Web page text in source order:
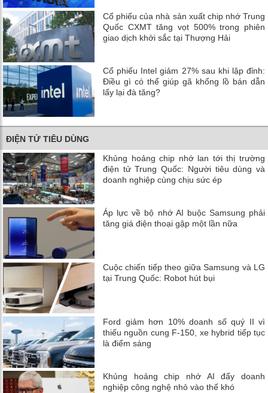
Cổ phiếu của nhà sản xuất chip nhớ Trung
Quốc CXMT tăng vọt 500% trong phiên
giao dịch khởi sắc tại Thượng Hải
Cổ phiếu Intel giảm 27% sau khi lập đỉnh:
Điều gì có thể giúp gã khổng lồ bán dẫn
lấy lại đà tăng?
ĐIỆN TỬ TIÊU DÙNG
Khủng hoảng chip nhớ lan tới thị trường
điện tử Trung Quốc: Người tiêu dùng và
doanh nghiệp cùng chịu sức ép
Áp lực về bộ nhớ AI buộc Samsung phải
tăng giá điện thoại gập một lần nữa
Cuộc chiến tiếp theo giữa Samsung và LG
tại Trung Quốc: Robot hút bụi
Ford giảm hơn 10% doanh số quý II vì
thiếu nguồn cung F-150, xe hybrid tiếp tục
là điểm sáng
Khủng hoảng chip nhớ AI đẩy doanh
nghiệp công nghệ nhỏ vào thế khó